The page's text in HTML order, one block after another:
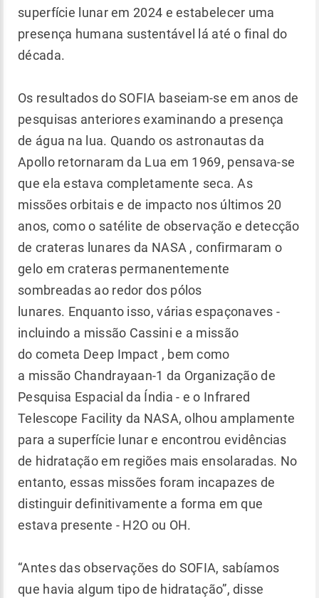
superfície lunar em 2024 e estabelecer uma
presença humana sustentável lá até o final do
década.
Os resultados do SOFIA baseiam-se em anos de
pesquisas anteriores examinando a presença
de água na lua. Quando os astronautas da
Apollo retornaram da Lua em 1969, pensava-se
que ela estava completamente seca. As
missões orbitais e de impacto nos últimos 20
anos, como o satélite de observação e detecção
de crateras lunares da NASA , confirmaram o
gelo em crateras permanentemente
sombreadas ao redor dos pólos
lunares. Enquanto isso, várias espaçonaves -
incluindo a missão Cassini e a missão
do cometa Deep Impact , bem como
a missão Chandrayaan-1 da Organização de
Pesquisa Espacial da Índia - e o Infrared
Telescope Facility da NASA, olhou amplamente
para a superfície lunar e encontrou evidências
de hidratação em regiões mais ensolaradas. No
entanto, essas missões foram incapazes de
distinguir definitivamente a forma em que
estava presente - H2O ou OH.
“Antes das observações do SOFIA, sabíamos
que havia algum tipo de hidratação”, disse